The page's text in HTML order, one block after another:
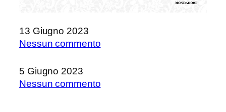
13 Giugno 2023
Nessun commentosu
eterno
5 Giugno 2023
Nessun commentosu